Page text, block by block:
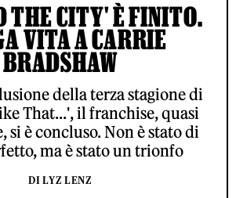
THE CITY' È FINITO.
VITA A CARRIE
BRADSHAW
della terza stagione di
That...', il franchise, quasi
si è concluso. Non è stato di
ma è stato un trionfo
DI LYZ LENZ